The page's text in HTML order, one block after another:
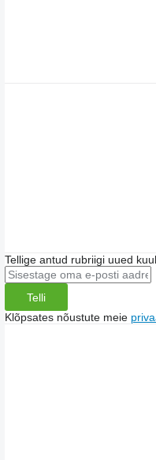
Tellige antud rubriigi uued
Telli
Klõpsates nõustute meie